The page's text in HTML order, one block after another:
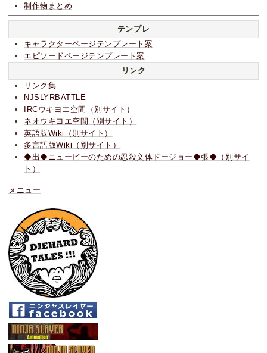
制作物まとめ
テンプレ
キャラクターページテンプレート案
エピソードページテンプレート案
リンク
リンク集
NJSLYRBATTLE
IRCウキヨエ空間（別サイト）
ネオウキヨエ空間（別サイト）
英語版Wiki（別サイト）
多言語版Wiki（別サイト）
◆出◆ニュービーのための忍殺文体ドージョー◆張◆（別サイ
ト）
メニュー